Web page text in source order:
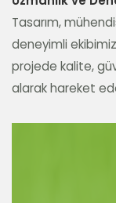
Tasarım,
deneyimli
projede kalite,
alarak hareket